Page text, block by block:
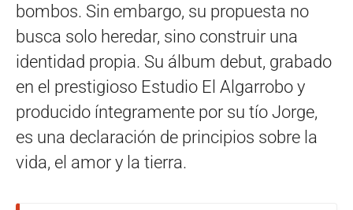
bombos. Sin embargo, su propuesta no
busca solo heredar, sino construir una
identidad propia. Su álbum debut, grabado
en el prestigioso Estudio El Algarrobo y
producido íntegramente por su tío Jorge,
es una declaración de principios sobre la
vida, el amor y la tierra.